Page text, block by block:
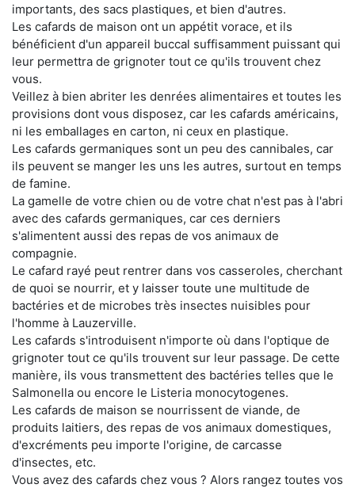
importants, des sacs plastiques, et bien d'autres.
Les cafards de maison ont un appétit vorace, et ils
bénéficient d'un appareil buccal suffisamment puissant qui
leur permettra de grignoter tout ce qu'ils trouvent chez
vous.
Veillez à bien abriter les denrées alimentaires et toutes les
provisions dont vous disposez, car les cafards américains,
ni les emballages en carton, ni ceux en plastique.
Les cafards germaniques sont un peu des cannibales, car
ils peuvent se manger les uns les autres, surtout en temps
de famine.
La gamelle de votre chien ou de votre chat n'est pas à l'abri
avec des cafards germaniques, car ces derniers
s'alimentent aussi des repas de vos animaux de
compagnie.
Le cafard rayé peut rentrer dans vos casseroles, cherchant
de quoi se nourrir, et y laisser toute une multitude de
bactéries et de microbes très insectes nuisibles pour
l'homme à Lauzerville.
Les cafards s'introduisent n'importe où dans l'optique de
grignoter tout ce qu'ils trouvent sur leur passage. De cette
manière, ils vous transmettent des bactéries telles que le
Salmonella ou encore le Listeria monocytogenes.
Les cafards de maison se nourrissent de viande, de
produits laitiers, des repas de vos animaux domestiques,
d'excréments peu importe l'origine, de carcasse
d'insectes, etc.
Vous avez des cafards chez vous ? Alors rangez toutes vos